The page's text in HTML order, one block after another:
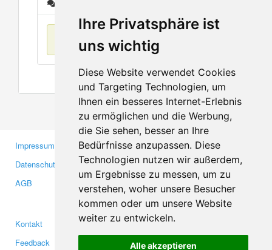
Ihre Privatsphäre ist
uns wichtig
Diese Website verwendet Cookies
und Targeting Technologien, um
Ihnen ein besseres Internet-Erlebnis
zu ermöglichen und die Werbung,
die Sie sehen, besser an Ihre
Bedürfnisse anzupassen. Diese
Technologien nutzen wir außerdem,
um Ergebnisse zu messen, um zu
verstehen, woher unsere Besucher
kommen oder um unsere Website
weiter zu entwickeln.
Alle akzeptieren
Keine Einträge
Impressum
Datenschutzerklärung
AGB
Gewerbetreibende
Investoren
Medien
Kontakt
Feedback
Facebook
Twitter